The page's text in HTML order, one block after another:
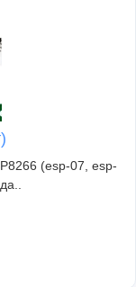
(esp-07, esp-